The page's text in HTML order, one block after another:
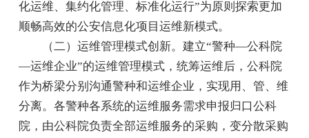
化运维、集约化管理、标准化运行”为原则探索更加
顺畅高效的公安信息化项目运维新模式。
（二）运维管理模式创新。建立“警种—公科院
—运维企业”的运维管理模式，统筹运维后，公科院
作为桥梁分别沟通警种和运维企业，实现用、管、维
分离。各警种各系统的运维服务需求申报归口公科
院，由公科院负责全部运维服务的采购，变分散采购